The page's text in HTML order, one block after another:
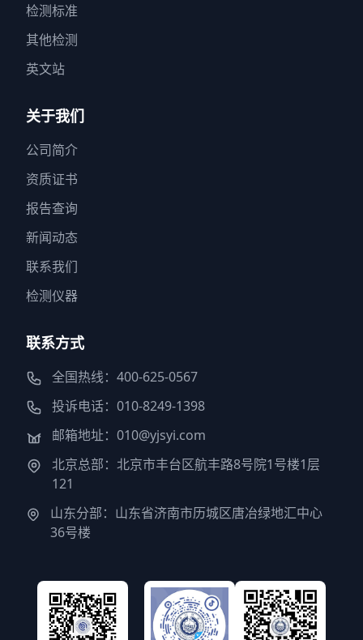
检测标准
其他检测
英文站
关于我们
公司简介
资质证书
报告查询
新闻动态
联系我们
检测仪器
联系方式
全国热线：400-625-0567
投诉电话：010-8249-1398
邮箱地址：010@yjsyi.com
北京总部：北京市丰台区航丰路8号院1号楼1层
121
山东分部：山东省济南市历城区唐冶绿地汇中心
36号楼